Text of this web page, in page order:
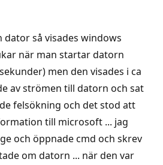
dator så visades windows
när man startar datorn
men den visades i ca
av strömen till datorn och sat
felsökning och det stod att
till microsoft ... jag
och öppnade cmd och skrev
om datorn ... när den var